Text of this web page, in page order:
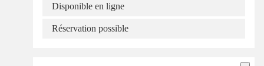
Disponible en ligne
Réservation possible